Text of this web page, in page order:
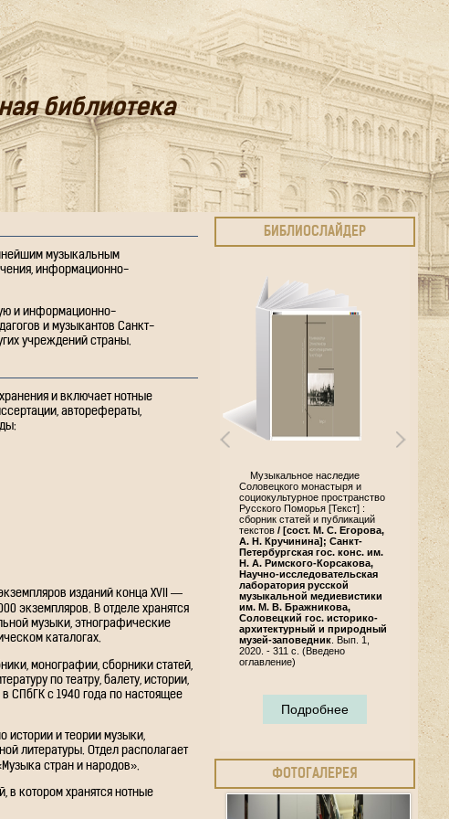
библиотека
музыкальным
информационно-
и информационно-
и музыкантов Санкт-
учреждений страны.
и включает нотные
авторефераты,
изданий конца XVII —
экземпляров. В отделе хранятся
музыки, этнографические
каталогах.
монографии, сборники статей,
по театру, балету, истории,
СПбГК с 1940 года по настоящее
истории и теории музыки,
литературы. Отдел располагает
стран и народов».
в котором хранятся нотные
БИБЛИОСЛАЙДЕР
Музыкальное наследие
Соловецкого монастыря и
социокультурное пространство
Русского Поморья [Текст] :
сборник статей и публикаций
текстов/ [сост. М. С. Егорова,
А. Н. Кручинина]; Санкт-
Петербургская гос. конс. им.
Н. А. Римского-Корсакова,
Научно-исследовательская
лаборатория русской
музыкальной медиевистики
им. М. В. Бражникова,
Соловецкий гос. историко-
архитектурный и природный
музей-заповедник. Вып. 1,
2020. - 311 с. (Введено
оглавление)
Подробнее
ФОТОГАЛЕРЕЯ